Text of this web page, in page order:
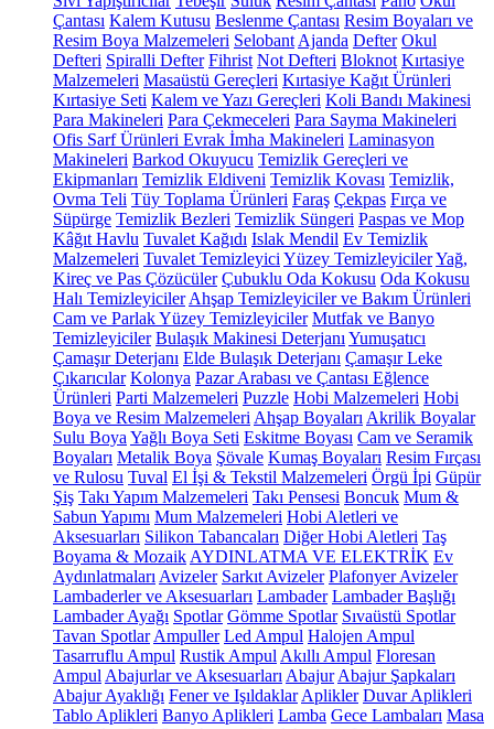
Çantası Kalem Kutusu Beslenme Çantası Resim Boyaları ve
Resim Boya Malzemeleri Selobant Ajanda Defter Okul
Defteri Spiralli Defter Fihrist Not Defteri Bloknot Kırtasiye
Malzemeleri Masaüstü Gereçleri Kırtasiye Kağıt Ürünleri
Kırtasiye Seti Kalem ve Yazı Gereçleri Koli Bandı Makinesi
Para Makineleri Para Çekmeceleri Para Sayma Makineleri
Ofis Sarf Ürünleri Evrak İmha Makineleri Laminasyon
Makineleri Barkod Okuyucu Temizlik Gereçleri ve
Ekipmanları Temizlik Eldiveni Temizlik Kovası Temizlik,
Ovma Teli Tüy Toplama Ürünleri Faraş Çekpas Fırça ve
Süpürge Temizlik Bezleri Temizlik Süngeri Paspas ve Mop
Kâğıt Havlu Tuvalet Kağıdı Islak Mendil Ev Temizlik
Malzemeleri Tuvalet Temizleyici Yüzey TemizleyicilerYağ,
Kireç ve Pas Çözücüler Çubuklu Oda Kokusu Oda Kokusu
Halı Temizleyiciler Ahşap Temizleyiciler ve Bakım Ürünleri
Cam ve Parlak Yüzey Temizleyiciler Mutfak ve Banyo
Temizleyiciler Bulaşık Makinesi Deterjanı Yumuşatıcı
Çamaşır Deterjanı Elde Bulaşık Deterjanı Çamaşır Leke
Çıkarıcılar Kolonya Pazar Arabası ve Çantası Eğlence
Ürünleri Parti Malzemeleri Puzzle Hobi Malzemeleri Hobi
Boya ve Resim Malzemeleri Ahşap Boyaları Akrilik Boyalar
Sulu Boya Yağlı Boya Seti Eskitme Boyası Cam ve Seramik
Boyaları Metalik Boya Şövale Kumaş Boyaları Resim Fırçası
ve Rulosu Tuval El İşi & Tekstil Malzemeleri Örgü İpi Güpür
Şiş Takı Yapım Malzemeleri Takı Pensesi Boncuk Mum &
Sabun Yapımı Mum Malzemeleri Hobi Aletleri ve
Aksesuarları Silikon Tabancaları Diğer Hobi Aletleri Taş
Boyama & Mozaik AYDINLATMA VE ELEKTRİK Ev
Aydınlatmaları Avizeler Sarkıt Avizeler Plafonyer Avizeler
Lambaderler ve Aksesuarları Lambader Lambader Başlığı
Lambader Ayağı Spotlar Gömme Spotlar Sıvaüstü Spotlar
Tavan Spotlar Ampuller Led Ampul Halojen Ampul
Tasarruflu Ampul Rustik Ampul Akıllı Ampul Floresan
Ampul Abajurlar ve Aksesuarları Abajur Abajur Şapkaları
Abajur Ayaklığı Fener ve Işıldaklar Aplikler Duvar Aplikleri
Tablo Aplikleri Banyo Aplikleri Lamba Gece Lambaları Masa